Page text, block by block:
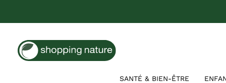
SANTÉ & BIEN-ÊTRE